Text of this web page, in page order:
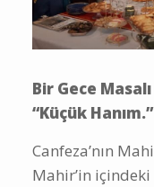
Bir Gece
“Küçük Hanım.”
Canfeza’nın
Mahir’in